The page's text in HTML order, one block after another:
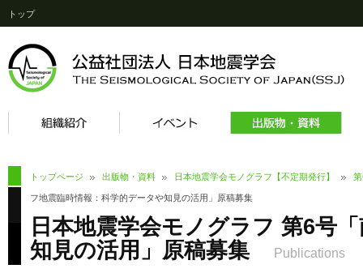
トップ
トップページ 出版物・資料 日本地震学会モノグラフ【不定期発行】
フ地震臨時情報：科学的データや知見の活用」原稿募集
日本地震学会モノグラフ 第6号
知見の活用」原稿募集
Publications